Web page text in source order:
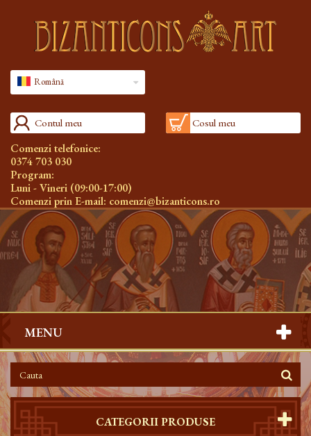
Română
Contul meu Cosul meu
Comenzi telefonice:
0374 703 030
Program:
Luni - Vineri (09:00-17:00)
Comenzi prin E-mail: comenzi@bizanticons.ro
MENU
CATEGORII PRODUSE